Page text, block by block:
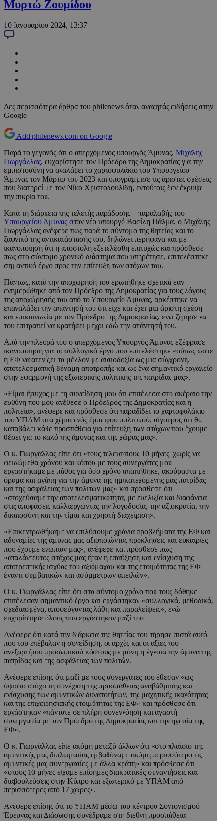
Μυρτώ Ζουμίδου
10 Ιανουαρίου 2024, 13:37
Δες περισσότερα άρθρα του philenews όταν αναζητάς ειδήσεις στην
Google
Add philenews.com on Google
Παρά το γεγονός ότι ο απερχόμενος υπουργός Άμυνας, Μιχάλης
Γιωργάλλας, ευχαρίστησε τον Πρόεδρο της Δημοκρατίας για την
εμπιστοσύνη να αναλάβει το χαρτοφυλάκιο του Υπουργείου
Άμυνας τον Μάρτιο του 2023 και υπογράμμισε τις άριστες σχέσεις
που διατηρεί με τον Νίκο Χριστοδουλίδη, εντούτοις δεν έκρυψε
την πικρία του.
Κατά τη διάρκεια της τελετής παράδοσης – παραλαβής του
Υπουργείου Άμυνας στον νέο υπουργό Βασίλη Πάλμα, ο Μιχάλης
Γιωργάλλας ανέφερε πως παρά το σύντομο της θητείας και το
ξαφνικό της αντικατάστασής του, δηλώνει περήφανα και με
ικανοποίηση ότι η αποστολή εξετελέσθη επιτυχώς και πρόσθεσε
πως στο σύντομο χρονικό διάστημα που υπηρέτησε, επιτελέστηκε
σημαντικό έργο προς την επίτευξη των στόχων του.
Πάντως, κατά την αποχώρησή του ερωτήθηκε σχετικά εαν
ενημερώθηκε από τον Πρόεδρο της Δημοκρατίας για τους λόγους
της αποχώρησής του από το Υπουργείο Άμυνας, αρκέστηκε να
επαναλάβει την απάντησή του ότι είχε και έχει μια άριστη σχέση
και επικοινωνία με τον Πρόεδρο της Δημοκρατίας, ενώ ζήτησε να
του επιτραπεί να κρατήσει μέχρι εδώ την απάντησή του.
Από την πλευρά του ο απερχόμενος Υπουργός Άμυνας εξέφρασε
ικανοποίηση για το συλλογικό έργο που επιτελέστηκε «ούτως ώστε
η ΕΦ να ατενίζει το μέλλον με αισιοδοξία ως μια σύγχρονη,
αποτελεσματική δύναμη αποτροπής και ως ένα σημαντικό εργαλείο
στην εφαρμογή της εξωτερικής πολιτικής της πατρίδας μας».
«Είμαι ήσυχος με τη συνείδηση μου ότι επιτέλεσα στο ακέραιο την
ευθύνη που μου ανέθεσε ο Πρόεδρος της Δημοκρατίας και η
πολιτεία», ανέφερε και πρόσθεσε ότι παραδίδει το χαρτοφυλάκιο
του ΥΠΑΜ στα χέρια ενός έμπειρου πολιτικού, σίγουρος ότι θα
καταβάλει κάθε προσπάθεια για επίτευξη των στόχων που έχουμε
θέσει για το καλό της άμυνας και της χώρας μας».
Ο κ. Γιωργάλλας είπε ότι «τους τελευταίους 10 μήνες, χωρίς να
φειδώμεθα χρόνου και κόπου με τους συνεργάτες μου
εργαστήκαμε με πάθος για όσο χρόνο απαιτήθηκε, ακούραστα με
όραμα και αγάπη για την άμυνα της ημικατεχόμενης μας πατρίδας
και της ασφάλειας των πολιτών μας» και πρόσθεσε ότι
«στοχεύσαμε την αποτελεσματικότητα, με ευελιξία και διαφάνεια
στις αποφάσεις καλλιεργώντας την λογοδοσία, την αξιοκρατία, την
δικαιοσύνη και την τίμια και χρηστή διαχείριση».
«Επικεντρωθήκαμε να επιλύσουμε χρόνια προβλήματα της ΕΦ και
αδυναμίες της άμυνας μας αξιοποιώντας προκλήσεις και ευκαιρίες
που έχουμε ενώπιον μας», ανέφερε και πρόσθεσε πως
«αταλάντευτος στόχος μας ήταν η επαύξηση και ενίσχυση της
αποτρεπτικής ισχύος του αξιόμαχου και της ετοιμότητας της ΕΦ
έναντι συμβατικών και ασύμμετρων απειλών».
Ο κ. Γιωργάλλας είπε ότι στο σύντομο χρόνο που τους δόθηκε
επιτέλεσαν σημαντικό έργο και εργάστηκαν «συλλογικά, μεθοδικά,
σχεδιασμένα, αποφεύγοντας λάθη και παραλείψεις», ενώ
ευχαρίστησε όλους που εργάστηκαν μαζί του.
Ανέφερε ότι κατά την διάρκεια της θητείας του τήρησε πιστά αυτό
που του επέβαλαν η συνείδηση, οι αρχές και οι αξίες του
ανεξαρτήτου προσωπικού κόστους με μόνιμη έγνοια την άμυνα της
πατρίδας και της ασφάλειας των πολιτών.
Ανέφερε επίσης ότι μαζί με τους συνεργάτες του έθεσαν «ως
ύψιστο στόχο τη συνέχιση της προσπάθειας αναβάθμισης και
ενίσχυσης των αμυντικών δυνατοτήτων, της μαχητικής ικανότητας
και της επιχειρησιακής ετοιμότητας της ΕΦ» και πρόσθεσε ότι
εργάστηκαν «πάντοτε σε πλήρη συνεννόηση και αγαστή
συνεργασία με τον Πρόεδρο της Δημοκρατίας και την ηγεσία της
ΕΦ».
Ο κ. Γιωργάλλας είπε ακόμη μεταξύ άλλων ότι «στο πλαίσιο της
αμυντικής μας διπλωματίας εμβαθύναμε ακόμη περισσότερο τις
αμυντικές μας συνεργασίες με άλλα κράτη» και πρόσθεσε ότι
«στους 10 μήνες είχαμε επίσημες διακρατικές συναντήσεις και
διαβουλεύσεις στην Κύπρο και εξωτερικό με ΥΠΑΜ από
περισσότερες από 17 χώρες».
Ανέφερε επίσης ότι το ΥΠΑΜ μέσω του κέντρου Συντονισμού
Έρευνας και Διάσωσης συνέδραμε στη διεθνή προσπάθεια